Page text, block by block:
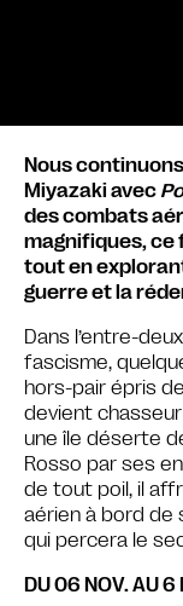
Nous
Miyazaki avec
des combats
magnifiques, ce
tout en
guerre et la
Dans l’entre-
fascisme,
hors-pair épris
devient
une île déserte
Rosso par ses
de tout poil, il
aérien à bord de
qui percera le
DU 06 NOV. AU 6